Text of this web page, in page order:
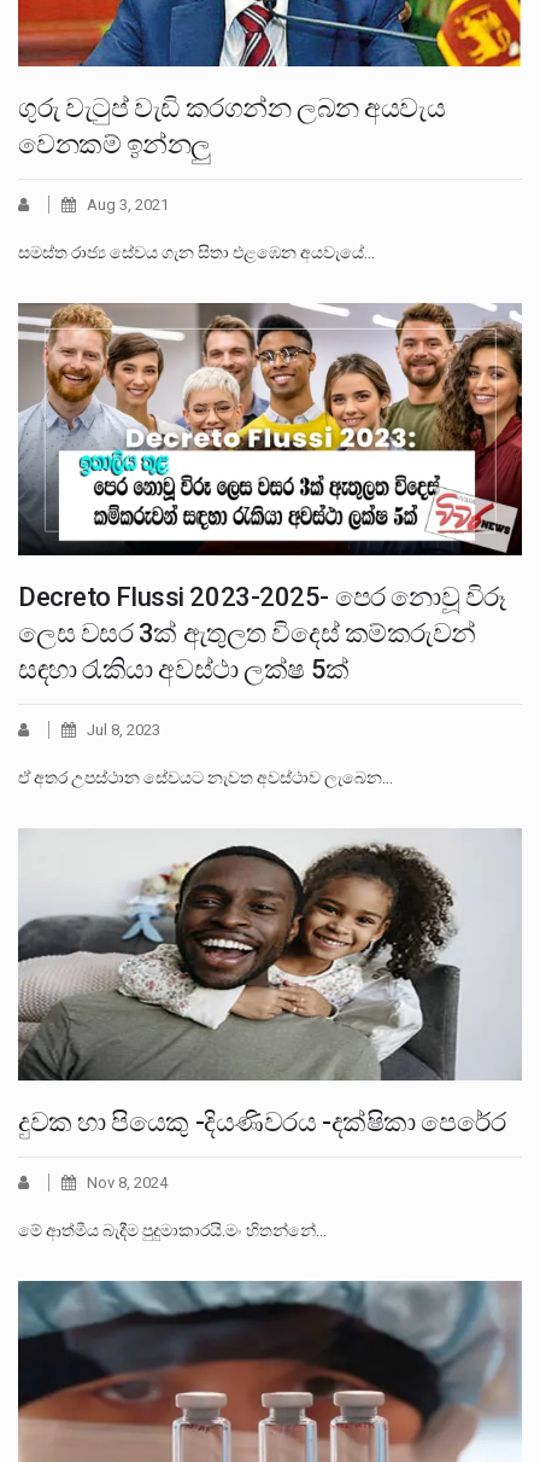
ගුරු වැටුප් වැඩි කරගන්න ලබන අයවැය
වෙනකම් ඉන්නලු
Aug 3, 2021
සමස්ත රාජ්‍ය සේවය ගැන සිතා එළඹෙන අයවැයේ…
Decreto Flussi 2023-2025- පෙර නොවූ විරූ
ලෙස වසර 3ක් ඇතුලත විදෙස් කම්කරුවන්
සඳහා රැකියා අවස්ථා ලක්ෂ 5ක්
Jul 8, 2023
ඒ අතර උපස්ථාන සේවයට නැවත අවස්ථාව ලැබෙන…
දුවක හා පියෙකු -දියණිවරය -දක්ෂිකා පෙරේර
Nov 8, 2024
මේ ආත්මීය බැදීම පුදුමාකාරයි.මං හිතන්නේ…